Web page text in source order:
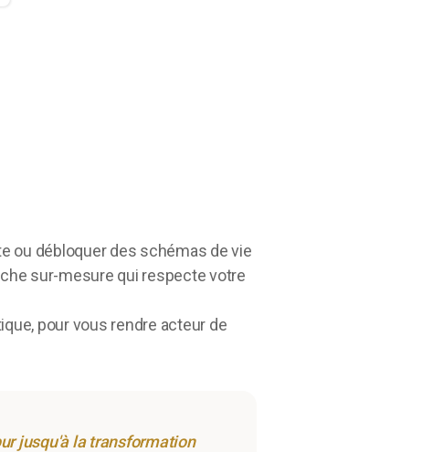
ou débloquer des schémas de vie
sur-mesure qui respecte votre
pour vous rendre acteur de
jusqu'à la transformation